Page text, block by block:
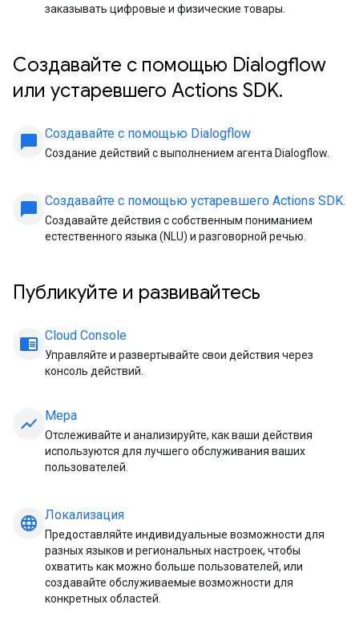
заказывать цифровые и физические товары.
Создавайте с помощью Dialogflow
или устаревшего Actions SDK.
chat_bubble Создавайте с помощью Dialogflow
Создание действий с выполнением агента Dialogflow.
chat_bubble Создавайте с помощью устаревшего Actions SDK.
Создавайте действия с собственным пониманием
естественного языка (NLU) и разговорной речью.
Публикуйте и развивайтесь
chrome_reader_mode Cloud Console
Управляйте и развертывайте свои действия через
консоль действий.
show_chart Мера
Отслеживайте и анализируйте, как ваши действия
используются для лучшего обслуживания ваших
пользователей.
language Локализация
Предоставляйте индивидуальные возможности для
разных языков и региональных настроек, чтобы
охватить как можно больше пользователей, или
создавайте обслуживаемые возможности для
конкретных областей.